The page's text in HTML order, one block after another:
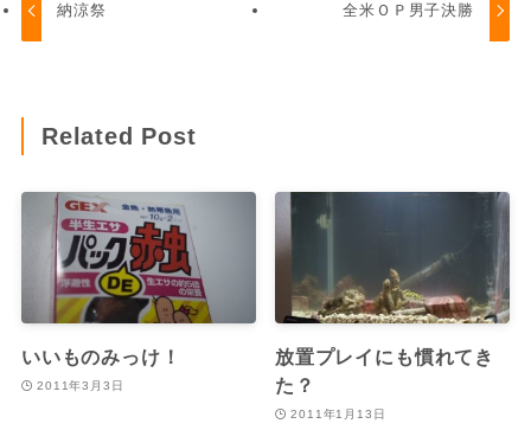
納涼祭 全米ＯＰ男子決勝
Related Post
いいものみっけ！
2011年3月3日
放置プレイにも慣れてき
た？
2011年1月13日